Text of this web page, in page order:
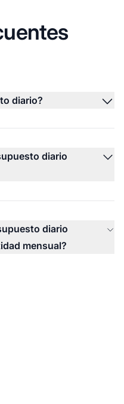
diario?
diario
diario
mensual?